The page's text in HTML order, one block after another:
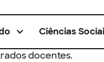
Ciências
docentes.